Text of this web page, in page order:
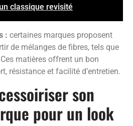
classique revisité
: certaines marques proposent
de mélanges de fibres, tels que
matières offrent un bon
résistance et facilité d’entretien.
son
pour un look